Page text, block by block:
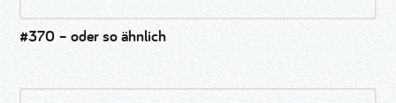
#370 – oder so ähnlich